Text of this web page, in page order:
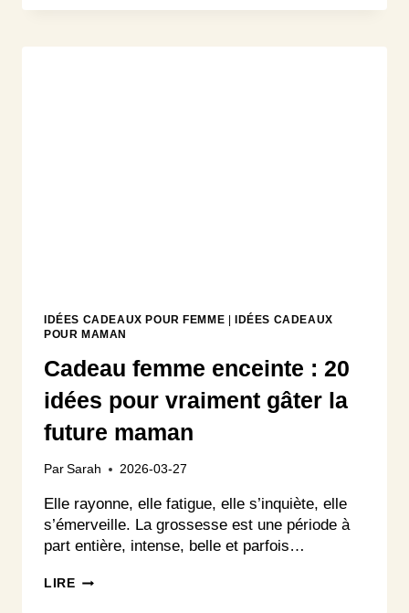
FEMME
IDÉES CADEAUX POUR FEMME
IDÉES CADEAUX
POUR MAMAN
Cadeau femme enceinte : 20
idées pour vraiment gâter la
future maman
Par Sarah 2026-03-27
Elle rayonne, elle fatigue, elle s’inquiète, elle
s’émerveille. La grossesse est une période à
part entière, intense, belle et parfois…
LIRECADEAU